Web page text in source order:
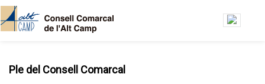
Ple del Consell Comarcal